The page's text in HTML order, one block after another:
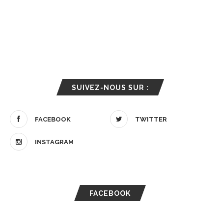
SUIVEZ-NOUS SUR :
FACEBOOK TWITTER
INSTAGRAM
FACEBOOK